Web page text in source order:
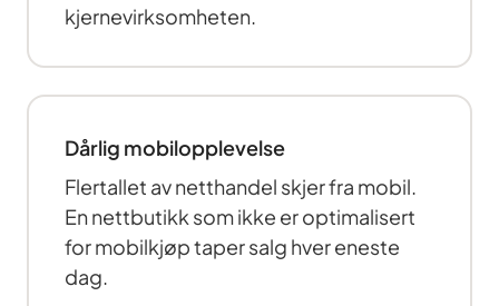
kjernevirksomheten.
Dårlig mobilopplevelse
Flertallet av netthandel skjer fra mobil.
En nettbutikk som ikke er optimalisert
for mobilkjøp taper salg hver eneste
dag.